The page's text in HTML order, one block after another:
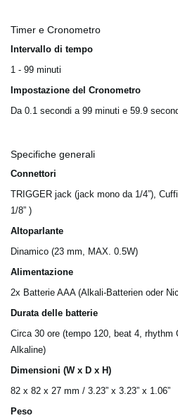
Timer e Cronometro
Intervallo di tempo
1 - 99 minuti
Impostazione del Cronometro
Da 0.1 secondi a 99 minuti e 59.9
Specifiche generali
Connettori
TRIGGER jack (jack mono da 1/4”),
1/8” )
Altoparlante
Dinamico (23 mm, MAX. 0.5W)
Alimentazione
2x Batterie AAA (Alkali-Batterien oder
Durata delle batterie
Circa 30 ore (tempo 120, beat 4, rhythm
Alkaline)
Dimensioni (W x D x H)
82 x 82 x 27 mm / 3.23” x 3.23” x 1.06”
Peso